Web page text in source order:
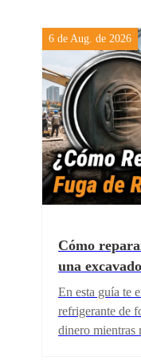
6 de Aug. de 2026
Cómo
una
En esta guía te
refrigerante de
dinero mientras